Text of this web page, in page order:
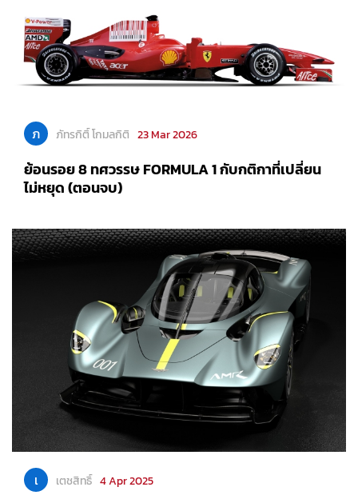
ภ ภัทรกิติ์ โกมลกิติ 23 Mar 2026
ย้อนรอย 8 ทศวรรษ FORMULA 1 กับกติกาที่เปลี่ยน
ไม่หยุด (ตอนจบ)
เ เตชสิทธิ์ 4 Apr 2025